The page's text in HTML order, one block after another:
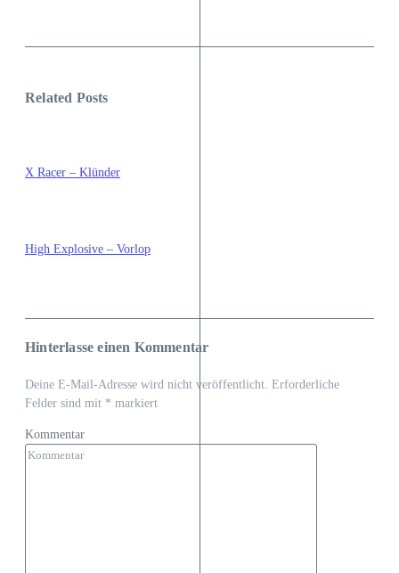
Related Posts
X Racer – Klünder
High Explosive – Vorlop
Hinterlasse einen Kommentar
Deine E-Mail-Adresse wird nicht veröffentlicht. Erforderliche
Felder sind mit * markiert
Kommentar